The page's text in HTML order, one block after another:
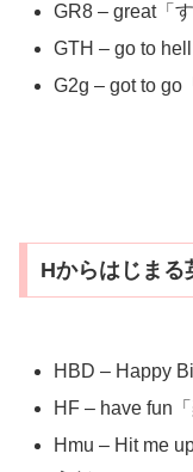
GR8 – great「す
GTH – go to hell
G2g – got to go
Hからはじまる
HBD – Happy
HF – have fun「
Hmu – Hit me